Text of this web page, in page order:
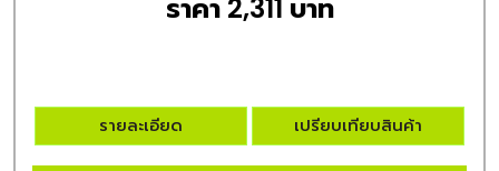
ราคา 2,311 บาท
รายละเอียด เปรียบเทียบสินค้า